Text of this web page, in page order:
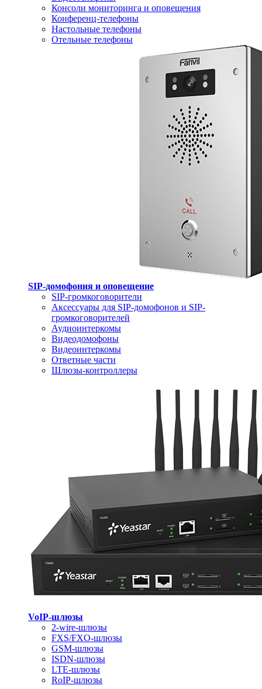
Консоли мониторинга и оповещения
Конференц-телефоны
Настольные телефоны
Отельные телефоны
SIP-домофония и оповещение
SIP-громкоговорители
Аксессуары для SIP-домофонов и SIP-
громкоговорителей
Аудиоинтеркомы
Видеодомофоны
Видеоинтеркомы
Ответные части
Шлюзы-контроллеры
VoIP-шлюзы
2-wire-шлюзы
FXS/FXO-шлюзы
GSM-шлюзы
ISDN-шлюзы
LTE-шлюзы
RoIP-шлюзы